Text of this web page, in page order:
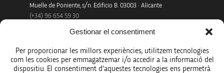
Gestionar el consentiment
Per proporcionar les millors experiències, utilitzem tecnologies
com les cookies per emmagatzemar i/o accedir a la informació del
dispositiu. El consentiment d'aquestes tecnologies ens permetrà
Muelle de Poniente, s/n. Edificio B. 03003 · Alicante
(+34) 96 654 59 30
Calle de la Democracia, 77 (Acceso por C/ Nou d’Octubre) 46018
· València
(+34) 96 124 80 60